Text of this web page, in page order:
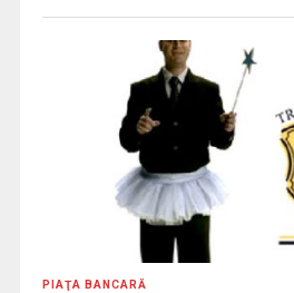
PIAŢA BANCARĂ